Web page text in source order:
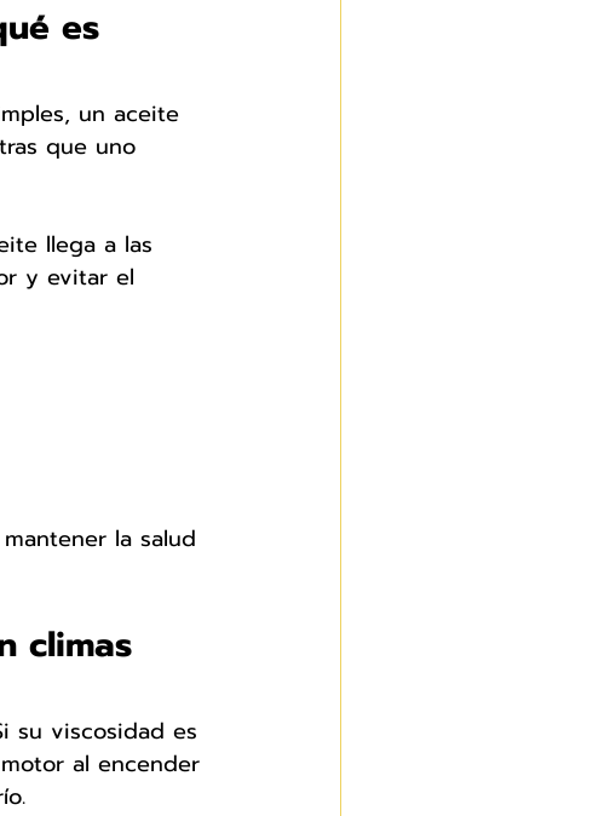
es
un aceite
que uno
llega a las
y evitar el
la salud
climas
su viscosidad es
al encender